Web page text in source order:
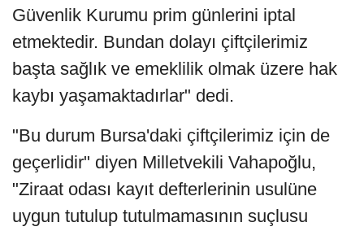
Güvenlik Kurumu prim günlerini iptal
etmektedir. Bundan dolayı çiftçilerimiz
başta sağlık ve emeklilik olmak üzere hak
kaybı yaşamaktadırlar" dedi.
"Bu durum Bursa'daki çiftçilerimiz için de
geçerlidir" diyen Milletvekili Vahapoğlu,
"Ziraat odası kayıt defterlerinin usulüne
uygun tutulup tutulmamasının suçlusu